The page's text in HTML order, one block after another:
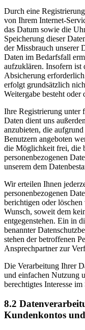
Durch eine
von Ihrem Internet-
das Datum sowie die
Speicherung dieser
der Missbrauch unserer
Daten im Bedarfsfall
aufzuklären. Insofern ist
Absicherung
erfolgt grundsätzlich
Weitergabe besteht
Ihre Registrierung unter
Daten dient uns
anzubieten, die
Benutzern angeboten
die Möglichkeit frei, die
personenbezogenen
unserem dem
Wir erteilen Ihnen
personenbezogenen
berichtigen oder
Wunsch, soweit dem
entgegenstehen. Ein in
benannter
stehen der betroffenen
Ansprechpartner zur
Die Verarbeitung Ihrer
und einfachen Nutzung
berechtigtes Interesse
8.2
Kundenkontos